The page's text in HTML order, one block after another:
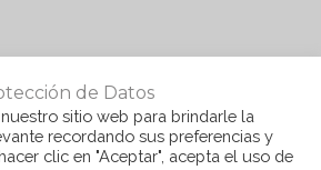
de Datos
sitio web para brindarle la
recordando sus preferencias y
clic en "Aceptar", acepta el uso de